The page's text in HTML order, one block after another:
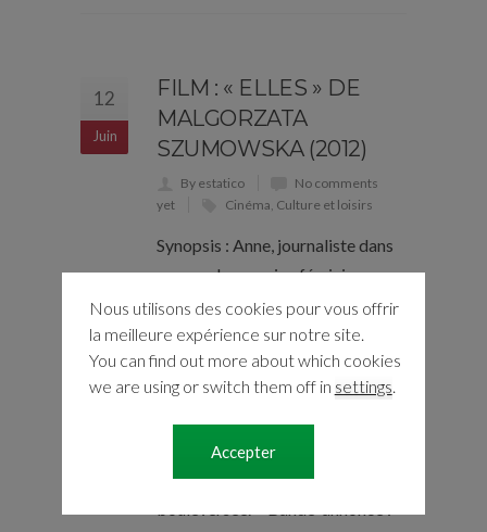
12
Juin
FILM : « ELLES » DE
MALGORZATA
SZUMOWSKA (2012)
By estatico
No comments
yet
Cinéma Culture et loisirs
Synopsis : Anne, journaliste dans
un grand magazine féminin
enquête sur la prostitution
estudiantine. Alicja et Charlotte,
étudiantes à Paris, se confient à
elle sans tabou ni pudeur. Ces
confessions vont trouver chez
Anne un écho inattendu. Et c’est
toute sa vie qui va en être
Nous utilisons des cookies pour vous offrir
la meilleure expérience sur notre site.
You can find out more about which cookies
we are using or switch them off in settings
Accepter